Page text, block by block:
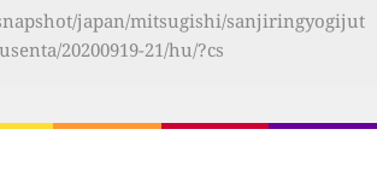
japan/mitsugishi/sanjiringyogijut
20200919-21/hu/?cs